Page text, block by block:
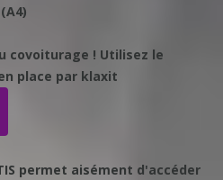
covoiturage ! Utilisez le
place par klaxit
permet aisément d'accéder